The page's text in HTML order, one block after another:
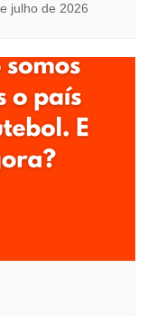
julho de 2026